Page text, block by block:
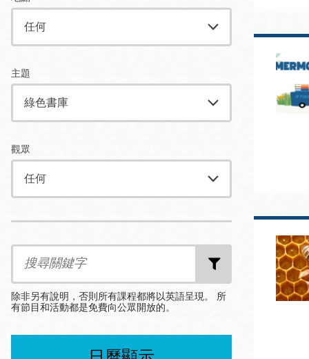
Bernal Heights
館
Chinatown 華埠/
Eureka Valley 尤
Milk 紀念圖書分
館
Excelsior圖書分
館
Glen Park 格倫
Merced 圖書分
Mission米慎區
圖書分館
Mission Bay 米
慎灣區圖書分館
/Sally Brunn 諾
谷區圖書分館
主題
觀眾
Date
Date
Date
After
Search
Keywords
除非另有說明，否則所有課程都將以英語呈現。 所
有節目和活動都是免費向公眾開放的。